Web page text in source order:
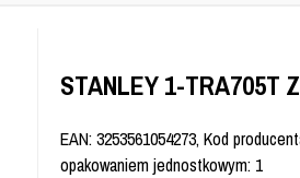
STANLEY 1-TRA705T
EAN: 3253561054273, Kod
opakowaniem jednostkowym: 1